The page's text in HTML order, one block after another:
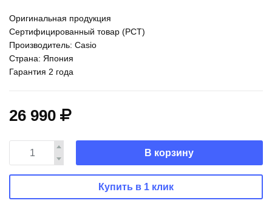
Оригинальная продукция
Сертифицированный товар (РСТ)
Производитель: Casio
Страна: Япония
Гарантия 2 года
26 990
В корзину
Купить в 1 клик